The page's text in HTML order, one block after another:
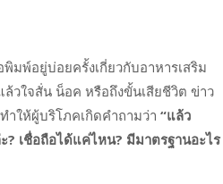
มพ์อยู่บ่อยครั้งเกี่ยวกับอาหารเสริม
วใจสั่น น็อค หรือถึงขั้นเสียชีวิต ข่าว
ำให้ผู้บริโภคเกิดคำถามว่า “แล้ว
เชื่อถือได้แค่ไหน? มีมาตรฐานอะไร